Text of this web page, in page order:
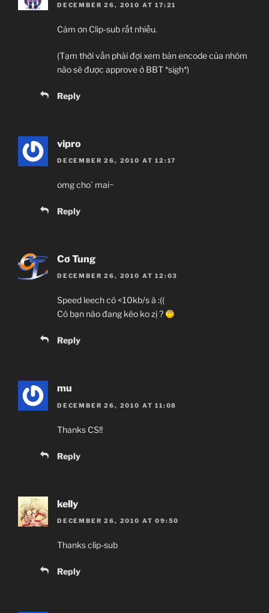
DECEMBER 26, 2010 AT 17:21
Cảm ơn Clip-sub rất nhiều.
(Tạm thời vẫn phải đợi xem bản encode của nhóm
nào sẽ được approve ở BBT *sigh*)
Reply
vipro
DECEMBER 26, 2010 AT 12:17
omg cho` mai~
Reply
Cơ Tung
DECEMBER 26, 2010 AT 12:03
Speed leech có <10kb/s à :((
Có bạn nào đang kéo ko zị ?
Reply
mu
DECEMBER 26, 2010 AT 11:08
Thanks CS!!
Reply
kelly
DECEMBER 26, 2010 AT 09:50
Thanks clip-sub
Reply